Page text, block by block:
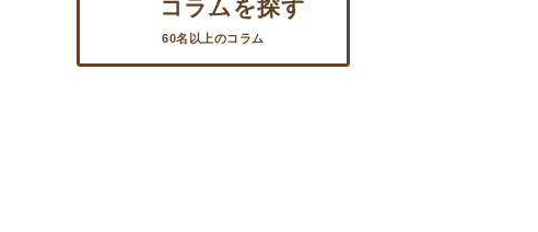
コラムを探す
60名以上のコラム